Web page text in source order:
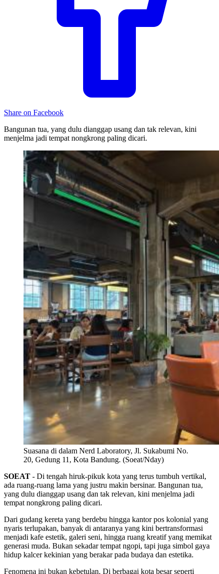
Share on Facebook
Bangunan tua, yang dulu dianggap usang dan tak relevan, kini
menjelma jadi tempat nongkrong paling dicari.
Suasana di dalam Nerd Laboratory, Jl. Sukabumi No.
20, Gedung 11, Kota Bandung. (Soeat/Nday)
SOEAT - Di tengah hiruk-pikuk kota yang terus tumbuh vertikal,
ada ruang-ruang lama yang justru makin bersinar. Bangunan tua,
yang dulu dianggap usang dan tak relevan, kini menjelma jadi
tempat nongkrong paling dicari.
Dari gudang kereta yang berdebu hingga kantor pos kolonial yang
nyaris terlupakan, banyak di antaranya yang kini bertransformasi
menjadi kafe estetik, galeri seni, hingga ruang kreatif yang memikat
generasi muda. Bukan sekadar tempat ngopi, tapi juga simbol gaya
hidup kalcer kekinian yang berakar pada budaya dan estetika.
Fenomena ini bukan kebetulan. Di berbagai kota besar seperti